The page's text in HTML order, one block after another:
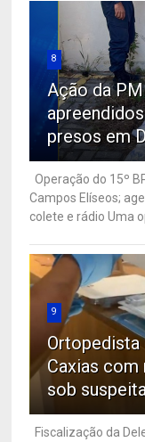
8
Ação da
presos em
Operação do 15º
Campos Elíseos;
colete e rádio Uma
9
Ortopedista
Caxias
sob
Fiscalização da